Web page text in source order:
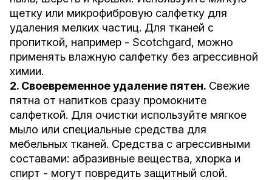
щетку или микрофибровую салфетку для
удаления мелких частиц. Для тканей с
пропиткой, например - Scotchgard, можно
применять влажную салфетку без агрессивной
химии.
2. Своевременное удаление пятен. Свежие
пятна от напитков сразу промокните
салфеткой. Для очистки используйте мягкое
мыло или специальные средства для
мебельных тканей. Средства с агрессивными
составами: абразивные вещества, хлорка и
спирт - могут повредить защитный слой.